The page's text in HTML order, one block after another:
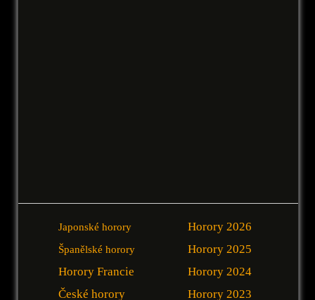
Japonské horory
Španělské horory
Horory Francie
České horory
Horory 2026
Horory 2025
Horory 2024
Horory 2023